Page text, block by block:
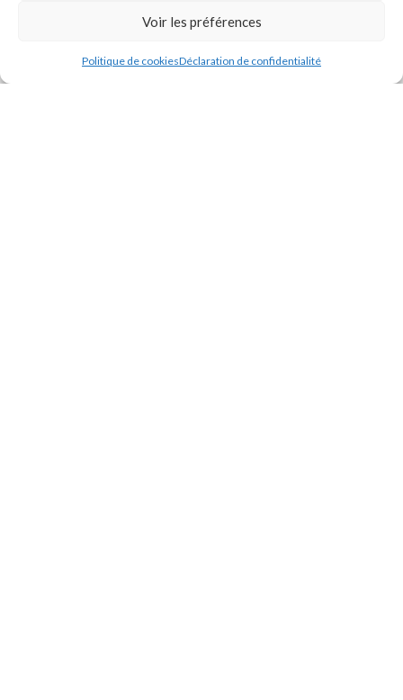
Voir les préférences
Politique de cookiesDéclaration de confidentialité